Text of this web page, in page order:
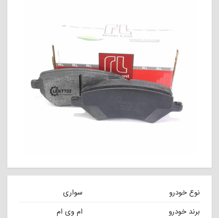
نوع خودرو
سواری
برند خودرو
ام وی ام